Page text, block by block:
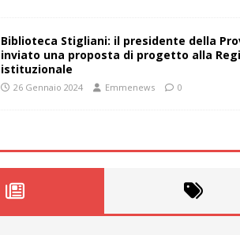
Biblioteca Stigliani: il presidente della
inviato una proposta di progetto alla
istituzionale
26 Gennaio 2024 Emmenews 0